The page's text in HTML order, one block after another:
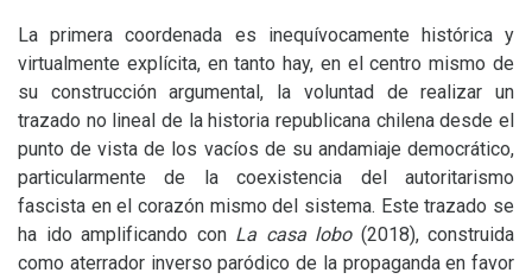
La primera coordenada es inequívocamente histórica y
virtualmente explícita, en tanto hay, en el centro mismo de
su construcción argumental, la voluntad de realizar un
trazado no lineal de la historia republicana chilena desde el
punto de vista de los vacíos de su andamiaje democrático,
particularmente de la coexistencia del autoritarismo
fascista en el corazón mismo del sistema. Este trazado se
ha ido amplificando con La casa lobo(2018), construida
como aterrador inverso paródico de la propaganda en favor